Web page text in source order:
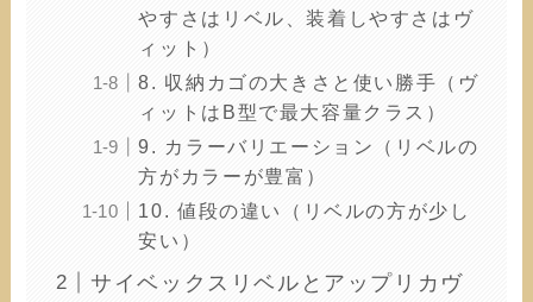
やすさはリベル、装着しやすさはヴ
ィット）
8. 収納カゴの大きさと使い勝手（ヴ
ィットはB型で最大容量クラス）
9. カラーバリエーション（リベルの
方がカラーが豊富）
10. 値段の違い（リベルの方が少し
安い）
サイベックスリベルとアップリカヴ